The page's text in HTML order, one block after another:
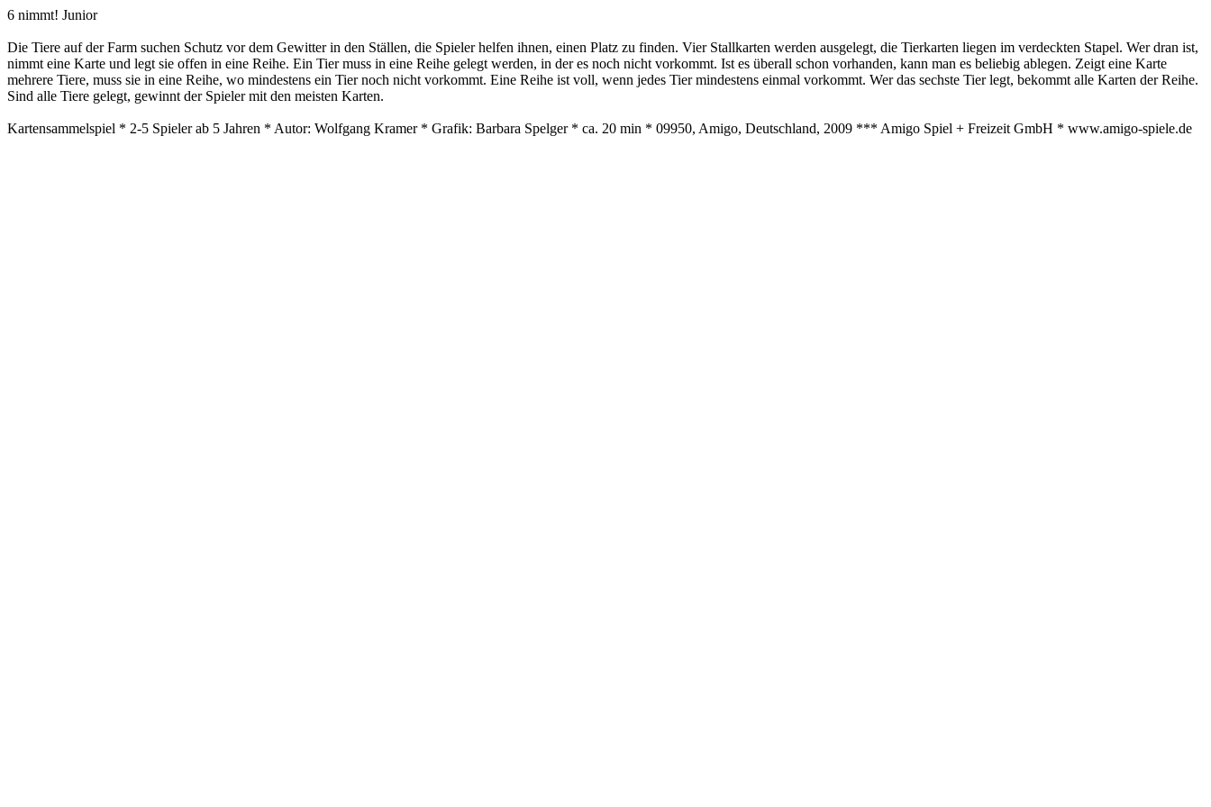
6 nimmt! Junior
Die Tiere auf der Farm suchen Schutz vor dem Gewitter in den Ställen, die Spieler helfen ihnen, einen Platz zu finden. Vier Stallkarten werden ausgelegt, die Tierkarten liegen im verdeckten Stapel. Wer dran ist,
nimmt eine Karte und legt sie offen in eine Reihe. Ein Tier muss in eine Reihe gelegt werden, in der es noch nicht vorkommt. Ist es überall schon vorhanden, kann man es beliebig ablegen. Zeigt eine Karte
mehrere Tiere, muss sie in eine Reihe, wo mindestens ein Tier noch nicht vorkommt. Eine Reihe ist voll, wenn jedes Tier mindestens einmal vorkommt. Wer das sechste Tier legt, bekommt alle Karten der Reihe.
Sind alle Tiere gelegt, gewinnt der Spieler mit den meisten Karten.
Kartensammelspiel * 2-5 Spieler ab 5 Jahren * Autor: Wolfgang Kramer * Grafik: Barbara Spelger * ca. 20 min * 09950, Amigo, Deutschland, 2009 *** Amigo Spiel + Freizeit GmbH * www.amigo-spiele.de